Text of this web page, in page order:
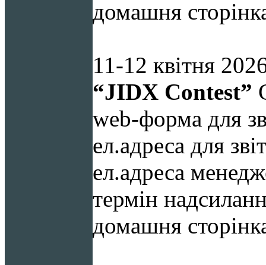
домашня
11-12 квітня
“JIDX Contest”
web-форма для
ел.адреса для
ел.адреса
термін
домашня